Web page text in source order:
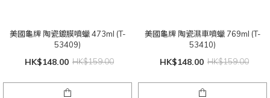
美國龜牌 陶瓷鍍膜噴蠟 473ml (T-
53409)
HK$148.00 HK$159.00
美國龜牌 陶瓷濕車噴蠟 769ml (T-
53410)
HK$148.00 HK$159.00